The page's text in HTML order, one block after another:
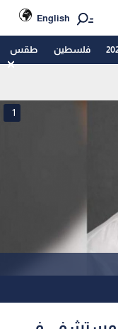
English
فلسطين طقس
1